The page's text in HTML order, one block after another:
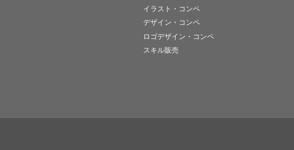
イラスト・コンペ
デザイン・コンペ
ロゴデザイン・コンペ
スキル販売